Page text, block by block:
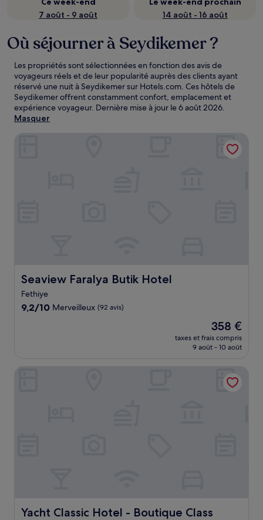
7 août - 9 août
14 août - 16 août
Où séjourner à Seydikemer ?
Les propriétés sont sélectionnées en fonction des avis de
voyageurs réels et de leur popularité auprès des clients ayant
réservé une nuit à Seydikemer sur Hotels.com. Ces hôtels de
Seydikemer offrent constamment confort, emplacement et
expérience voyageur. Dernière mise à jour le6 août 2026.
Masquer
Seaview Faralya Butik Hotel
Seaview Faralya Butik Hotel
Fethiye
9.2
9,2/10 Merveilleux (92 avis)
Le
nouveau
prix
de
358 €
358 €
taxes et frais compris
9 août - 10 août
Yacht Classic Hotel - Boutique Class
Yacht Classic Hotel - Boutique Class